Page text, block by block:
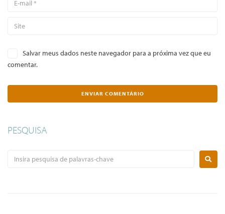
Salvar meus dados neste navegador para a próxima vez que eu
comentar.
PESQUISA